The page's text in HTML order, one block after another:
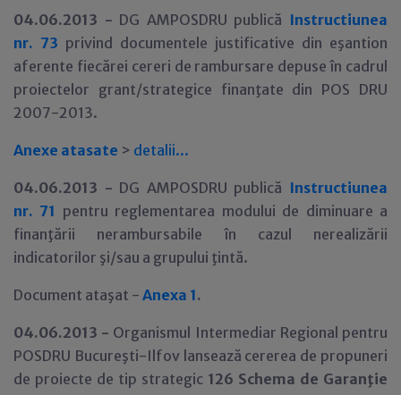
04.06.2013 - DG AMPOSDRU publică Instructiunea
nr. 73 privind documentele justificative din eşantion
aferente fiecărei cereri de rambursare depuse în cadrul
proiectelor grant/strategice finanţate din POS DRU
2007-2013.
Anexe atasate > detalii...
04.06.2013 - DG AMPOSDRU publică Instructiunea
nr. 71 pentru reglementarea modului de diminuare a
finanţării nerambursabile în cazul nerealizării
indicatorilor şi/sau a grupului ţintă.
Document ataşat - Anexa 1.
04.06.2013 - Organismul Intermediar Regional pentru
POSDRU Bucureşti-Ilfov lansează cererea de propuneri
de proiecte de tip strategic 126 Schema de Garanţie